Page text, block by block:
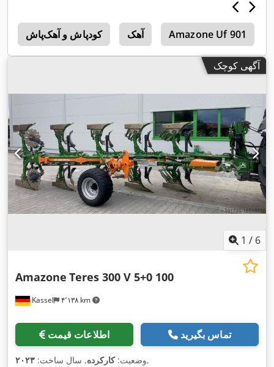
کودپاش و آهک‌پاش آهک Amazone Uf 901
آگهی کوچک
1 / 6
Kassel ۴٬۱۳۸ km
Amazone Teres 300 V 5+0 100
اطلاعات قیمت تماس بگیرید
وضعیت:کارکرده, سال ساخت: ۲۰۲۳ ,